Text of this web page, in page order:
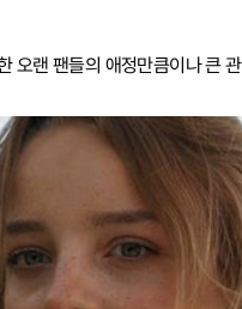
오랜 팬들의 애정만큼이나 큰